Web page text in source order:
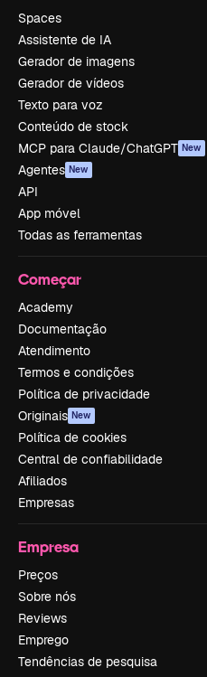
Spaces
Assistente de IA
Gerador de imagens
Gerador de vídeos
Texto para voz
Conteúdo de stock
MCP para Claude/ChatGPT New
Agentes New
API
App móvel
Todas as ferramentas
Começar
Academy
Documentação
Atendimento
Termos e condições
Política de privacidade
Originais New
Política de cookies
Central de confiabilidade
Afiliados
Empresas
Empresa
Preços
Sobre nós
Reviews
Emprego
Tendências de pesquisa